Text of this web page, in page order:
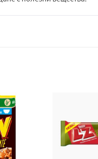
напитка NESQUIK®
Цинк, които спомагат за
като памет и
на едно пакетче в
нискомаслено
насладете.
е популярна какаова
да превърне всяка чаша